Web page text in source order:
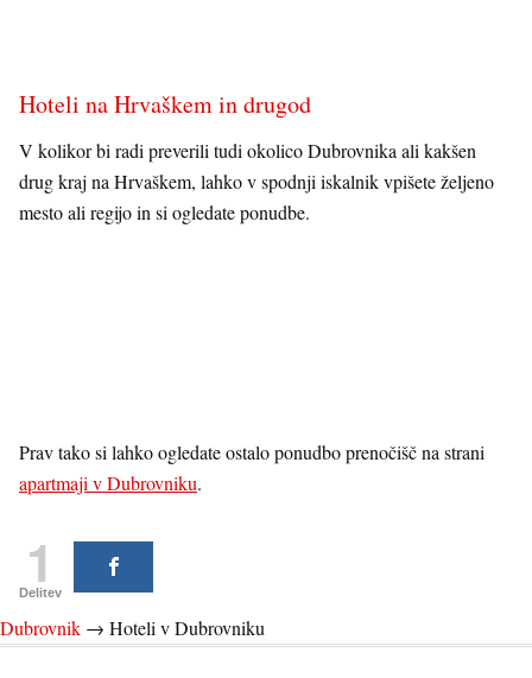
Hoteli na Hrvaškem in drugod
V kolikor bi radi preverili tudi okolico Dubrovnika ali kakšen
drug kraj na Hrvaškem, lahko v spodnji iskalnik vpišete željeno
mesto ali regijo in si ogledate ponudbe.
Prav tako si lahko ogledate ostalo ponudbo prenočišč na strani
apartmaji v Dubrovniku.
1
Delitev
Dubrovnik → Hoteli v Dubrovniku